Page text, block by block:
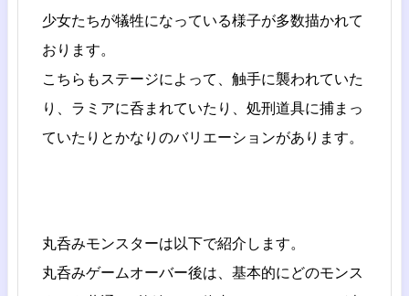
少女たちが犠牲になっている様子が多数描かれて
おります。
こちらもステージによって、触手に襲われていた
り、ラミアに呑まれていたり、処刑道具に捕まっ
ていたりとかなりのバリエーションがあります。
丸呑みモンスターは以下で紹介します。
丸呑みゲームオーバー後は、基本的にどのモンス